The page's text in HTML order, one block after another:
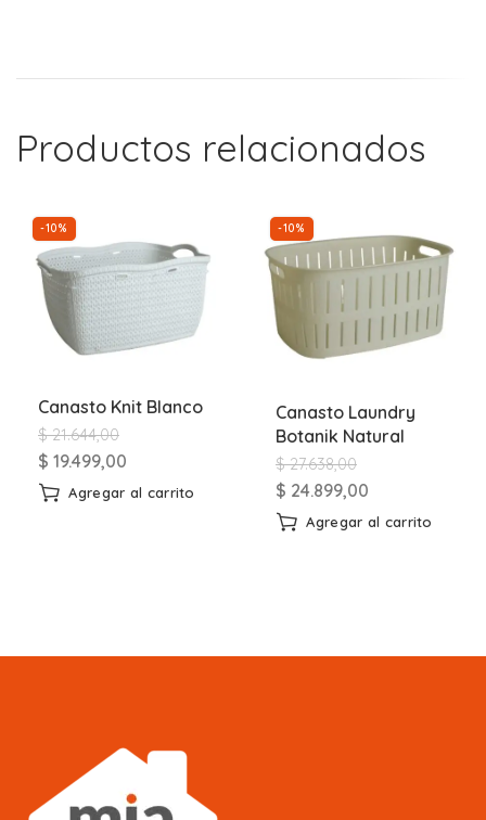
Productos relacionados
-10%
Canasto Knit Blanco
$21.644,00
$ 19.499,00
Agregar al carrito
-10%
Canasto Laundry
Botanik Natural
$27.638,00
$ 24.899,00
Agregar al carrito